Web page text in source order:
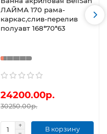
ЛАЙМА 170 рама-
каркас,слив-перелив
полуавт 168*70*63
24200.00р.
30250.00р.
В корзину